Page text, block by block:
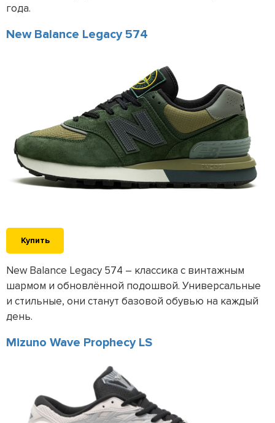
года.
New Balance Legacy 574
Купить
New Balance Legacy 574 – классика с винтажным
шармом и обновлённой подошвой. Универсальные
и стильные, они станут базовой обувью на каждый
день.
Mizuno Wave Prophecy LS